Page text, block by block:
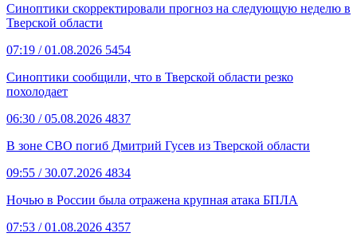
Синоптики скорректировали прогноз на следующую неделю в
Тверской области
07:19 / 01.08.2026 5454
Синоптики сообщили, что в Тверской области резко
похолодает
06:30 / 05.08.2026 4837
В зоне СВО погиб Дмитрий Гусев из Тверской области
09:55 / 30.07.2026 4834
Ночью в России была отражена крупная атака БПЛА
07:53 / 01.08.2026 4357